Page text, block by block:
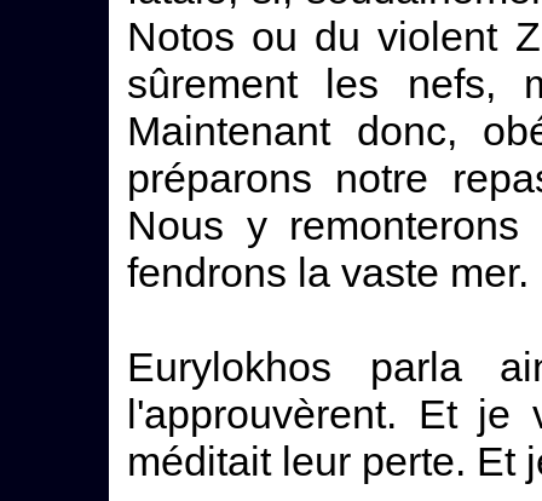
Notos ou du violent
sûrement les nefs,
Maintenant donc,
préparons notre
Nous y
fendrons la vaste mer.
Eurylokhos parla
l'approuvèrent. Et je
méditait leur perte. Et